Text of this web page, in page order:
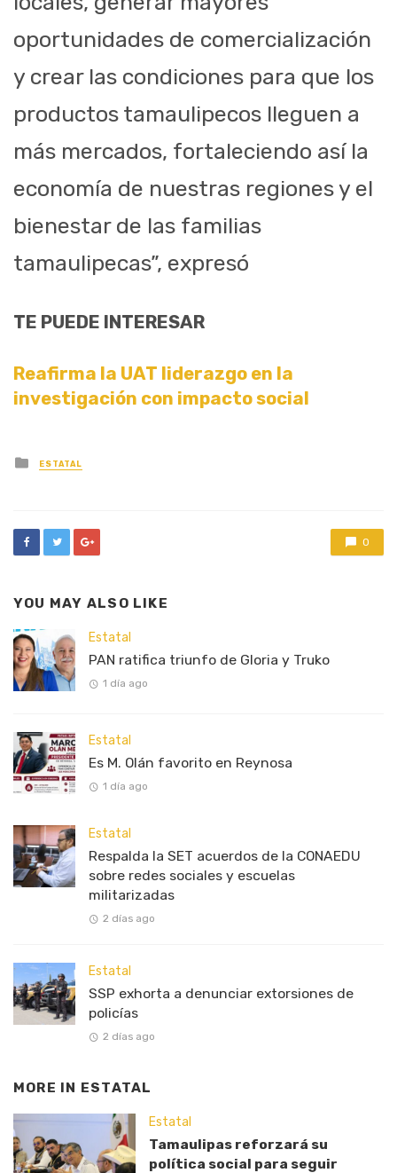
oportunidades de comercialización
y crear las condiciones para que los
productos tamaulipecos lleguen a
más mercados, fortaleciendo así la
economía de nuestras regiones y el
bienestar de las familias
tamaulipecas”, expresó
TE PUEDE INTERESAR
Reafirma la UAT liderazgo en la
investigación con impacto social
Posted
in
ESTATAL
0
YOU MAY ALSO LIKE
Estatal
PAN ratifica triunfo de Gloria y Truko
1 día ago
Estatal
Es M. Olán favorito en Reynosa
1 día ago
Estatal
Respalda la SET acuerdos de la CONAEDU
sobre redes sociales y escuelas
militarizadas
2 días ago
Estatal
SSP exhorta a denunciar extorsiones de
policías
2 días ago
MORE IN ESTATAL
Estatal
Tamaulipas reforzará su
política social para seguir